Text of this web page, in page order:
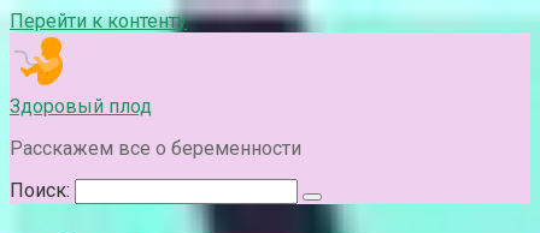
Перейти к контенту
Здоровый плод
Расскажем все о беременности
Поиск: